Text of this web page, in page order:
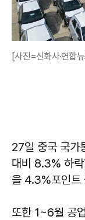
[사진=신화사·연합
27일 중국 국가
대비 8.3% 하
을 4.3%포인트
또한 1~6월 공